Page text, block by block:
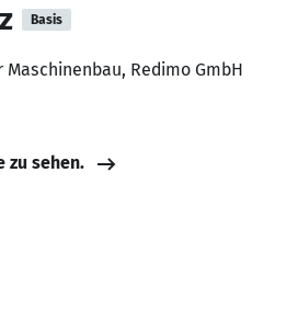
Basis
Redimo GmbH
zu sehen.